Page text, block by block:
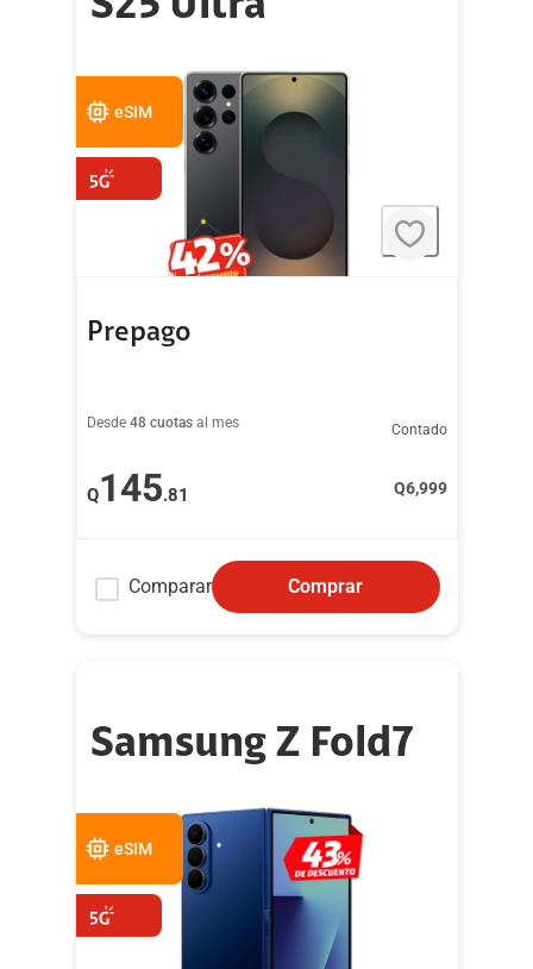
eSIM
Prepago
Desde 48 cuotas al mes
Q145.81
Contado
Q6,999
Comparar Comprar
Samsung Z Fold7
eSIM